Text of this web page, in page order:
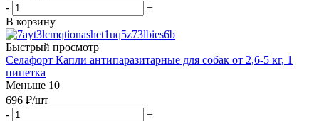
-
+
В корзину
Быстрый просмотр
Селафорт Капли антипаразитарные для собак от 2,6-5 кг, 1
пипетка
Меньше 10
696 ₽/шт
-
+